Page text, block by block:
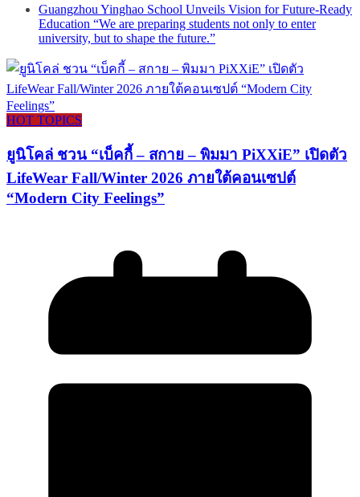
Guangzhou Yinghao School Unveils Vision for Future-Ready
Education “We are preparing students not only to enter
university, but to shape the future.”
HOT TOPICS
ยูนิโคล่ ชวน “เบ็คกี้ – สกาย – พิมมา PiXXiE” เปิดตัว
LifeWear Fall/Winter 2026 ภายใต้คอนเซปต์
“Modern City Feelings”